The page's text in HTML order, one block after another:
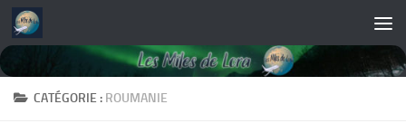
Skip to content
CATÉGORIE : ROUMANIE